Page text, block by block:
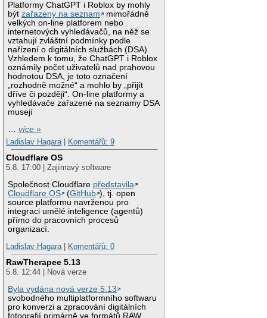
Platformy ChatGPT i Roblox by mohly
býtzařazeny na seznam
mimořádně
velkých on-line platforem nebo
internetových vyhledávačů, na něž se
vztahují zvláštní podmínky podle
nařízení o digitálních službách (DSA).
Vzhledem k tomu, že ChatGPT i Roblox
oznámily počet uživatelů nad prahovou
hodnotou DSA, je toto označení
„rozhodně možné“ a mohlo by „přijít
dříve či později“. On-line platformy a
vyhledávače zařazené na seznamy DSA
musejí
…více »
Ladislav Hagara| Komentářů: 9
Cloudflare OS
5.8. 17:00 | Zajímavý software
Společnost Cloudflare představila
Cloudflare OS
(GitHub ), tj. open
source platformu navrženou pro
integraci umělé inteligence (agentů)
přímo do pracovních procesů
organizací.
Ladislav Hagara| Komentářů: 0
RawTherapee 5.13
5.8. 12:44 | Nová verze
Byla vydána nová verze 5.13
svobodného multiplatformního softwaru
pro konverzi a zpracování digitálních
fotografií primárně ve formátů RAW